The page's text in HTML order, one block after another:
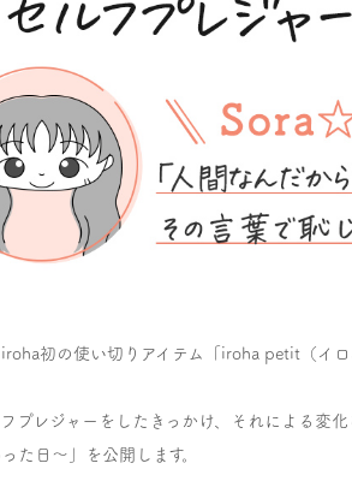
初の使い切りアイテム「iroha petit（イロ
プレジャーをしたきっかけ、それによる変
た日〜」を公開します。